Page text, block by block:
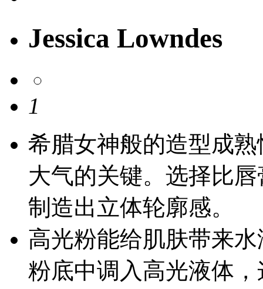
Jessica Lowndes
1
希腊女神般的造型成
大气的关键。选择比
制造出立体轮廓感。
高光粉能给肌肤带来
粉底中调入高光液体